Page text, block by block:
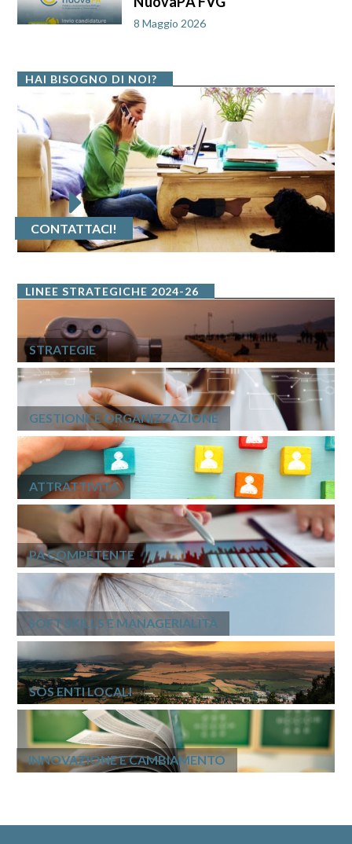
8 Maggio 2026
HAI BISOGNO DI NOI?
CONTATTACI!
LINEE STRATEGICHE 2024-26
STRATEGIE
GESTIONE E ORGANIZZAZIONE
ATTRATTIVITÀ
PA COMPETENTE
SOFT SKILLS E MANAGERIALITÀ
SOS ENTI LOCALI
INNOVAZIONE E CAMBIAMENTO